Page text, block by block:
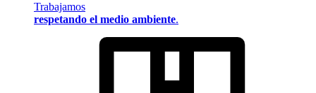
Trabajamos
respetando el medio ambiente.